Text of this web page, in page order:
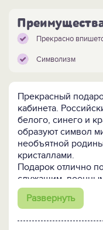
Прекрасно
Символизм
Прекрасный
кабинета.
белого, синего и
образуют символ
необъятной
кристаллами.
Подарок отлично
служащим,
подразделений и
Развернуть